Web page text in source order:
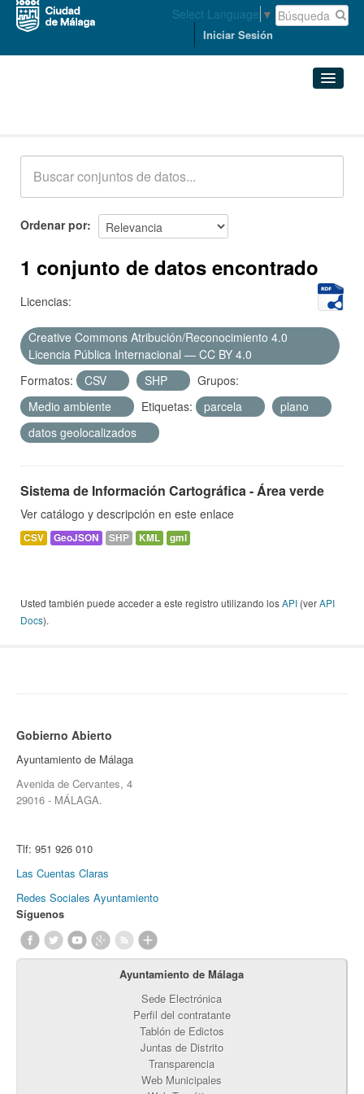
Select Language ▼
Iniciar Sesión
Acerca de
Ordenar por
1 conjunto de datos encontrado
Licencias:
Creative Commons Atribución/Reconocimiento 4.0
Licencia Pública Internacional — CC BY 4.0
Formatos:
CSV SHP
Grupos:
Medio ambiente
Etiquetas: parcela
plano
datos geolocalizados
Sistema de Información Cartográfica - Área verde
Ver catálogo y descripción en este enlace
CSV GeoJSON SHP KML gml
Usted también puede acceder a este registro utilizando losAPI (verAPI
Docs).
Gobierno Abierto
Ayuntamiento de Málaga
Avenida de Cervantes, 4
29016 - MÁLAGA.
Tlf: 951 926 010
Las Cuentas Claras
Redes Sociales Ayuntamiento
Síguenos
Ayuntamiento de Málaga
Sede Electrónica
Perfil del contratante
Tablón de Edictos
Juntas de Distrito
Transparencia
Web Municipales